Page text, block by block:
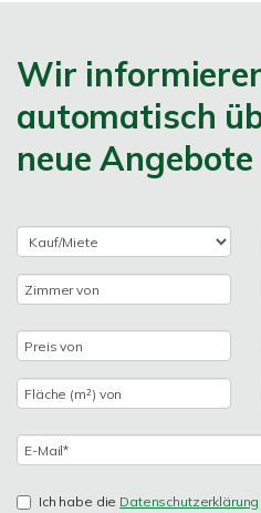
Wir
automatisch
neue Angebote
Ich habe die Datenschutzerklärung